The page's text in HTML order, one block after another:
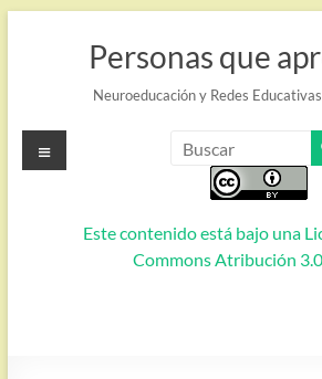
Personas que
Neuroeducación y Redes
Este contenido está bajo una
Commons Atribución
Menú